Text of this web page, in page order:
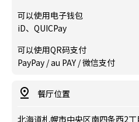
可以使用电子钱包
iD、QUICPay
可以使用QR码支付
PayPay / au PAY / 微信支付
餐厅位置
北海道札幌市中央区南四条西2